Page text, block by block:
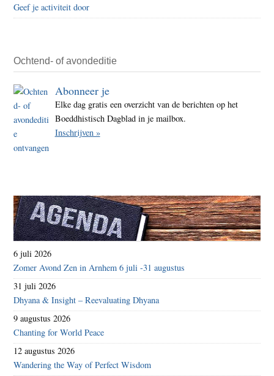
Geef je activiteit door
Ochtend- of avondeditie
Abonneer je
Elke dag gratis een overzicht van de berichten op het
Boeddhistisch Dagblad in je mailbox.
Inschrijven »
6 juli 2026
Zomer Avond Zen in Arnhem 6 juli -31 augustus
31 juli 2026
Dhyana & Insight – Reevaluating Dhyana
9 augustus 2026
Chanting for World Peace
12 augustus 2026
Wandering the Way of Perfect Wisdom